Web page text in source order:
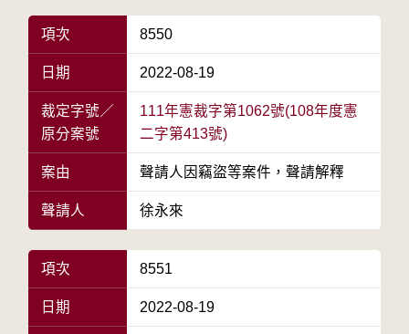
項次 8550
日期 2022-08-19
裁定字號／
原分案號
111年憲裁字第1062號(108年度憲
二字第413號)
案由 聲請人因竊盜等案件，聲請解釋
聲請人 徐永來
項次 8551
日期 2022-08-19